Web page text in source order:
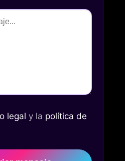
legal y la política de